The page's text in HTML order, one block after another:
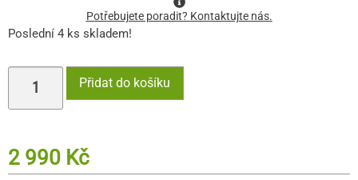
Potřebujete poradit? Kontaktujte nás.
Poslední 4 ks skladem!
Přidat do košíku
2 990 Kč